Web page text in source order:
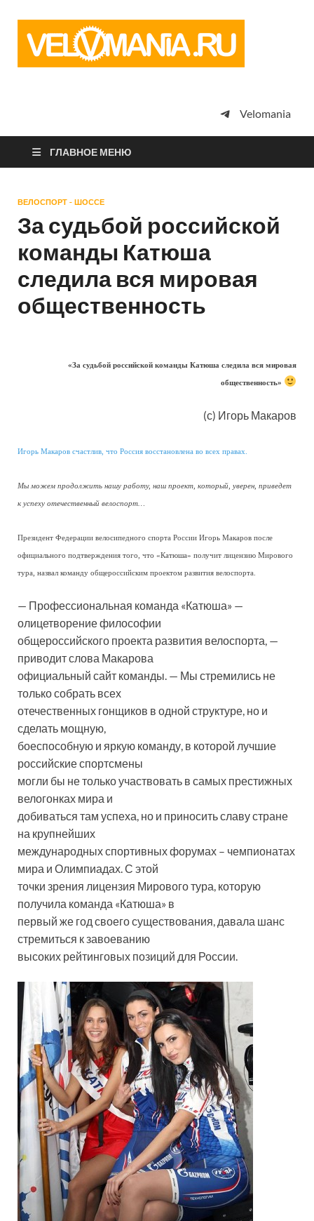
просто
Velomania
ГЛАВНОЕ МЕНЮ
ВЕЛОСПОРТ - ШОССЕ
За судьбой российской
команды Катюша
следила вся мировая
общественность
«За судьбой российской команды Катюша следила вся мировая
общественность»
(с) Игорь Макаров
Игорь Макаров счастлив, что Россия восстановлена во всех правах.
Мы можем продолжить нашу работу, наш проект, который, уверен, приведет
к успеху отечественный велоспорт…
Президент Федерации велосипедного спорта России Игорь Макаров после
официального подтверждения того, что «Катюша» получит лицензию Мирового
тура, назвал команду общероссийским проектом развития велоспорта.
— Профессиональная команда «Катюша» —
олицетворение философии
общероссийского проекта развития велоспорта, —
приводит слова Макарова
официальный сайт команды. — Мы стремились не
только собрать всех
отечественных гонщиков в одной структуре, но и
сделать мощную,
боеспособную и яркую команду, в которой лучшие
российские спортсмены
могли бы не только участвовать в самых престижных
велогонках мира и
добиваться там успеха, но и приносить славу стране
на крупнейших
международных спортивных форумах – чемпионатах
мира и Олимпиадах. С этой
точки зрения лицензия Мирового тура, которую
получила команда «Катюша» в
первый же год своего существования, давала шанс
стремиться к завоеванию
высоких рейтинговых позиций для России.